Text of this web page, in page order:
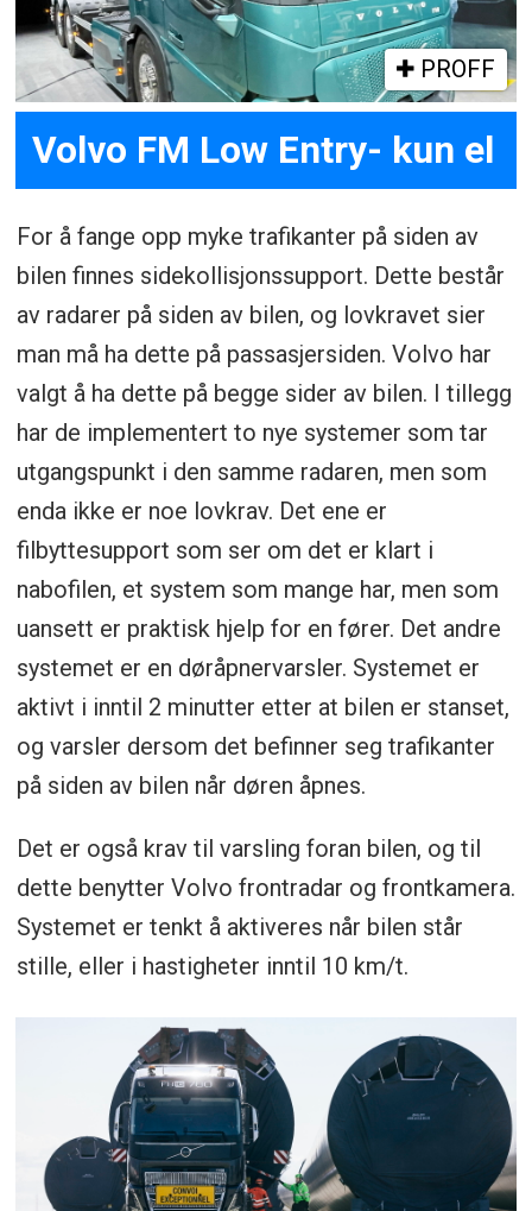
PROFF
Volvo FM Low Entry- kun el
For å fange opp myke trafikanter på siden av
bilen finnes sidekollisjonssupport. Dette består
av radarer på siden av bilen, og lovkravet sier
man må ha dette på passasjersiden. Volvo har
valgt å ha dette på begge sider av bilen. I tillegg
har de implementert to nye systemer som tar
utgangspunkt i den samme radaren, men som
enda ikke er noe lovkrav. Det ene er
filbyttesupport som ser om det er klart i
nabofilen, et system som mange har, men som
uansett er praktisk hjelp for en fører. Det andre
systemet er en døråpnervarsler. Systemet er
aktivt i inntil 2 minutter etter at bilen er stanset,
og varsler dersom det befinner seg trafikanter
på siden av bilen når døren åpnes.
Det er også krav til varsling foran bilen, og til
dette benytter Volvo frontradar og frontkamera.
Systemet er tenkt å aktiveres når bilen står
stille, eller i hastigheter inntil 10 km/t.